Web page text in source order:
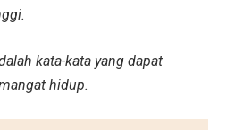
kata-kata yang dapat
hidup.